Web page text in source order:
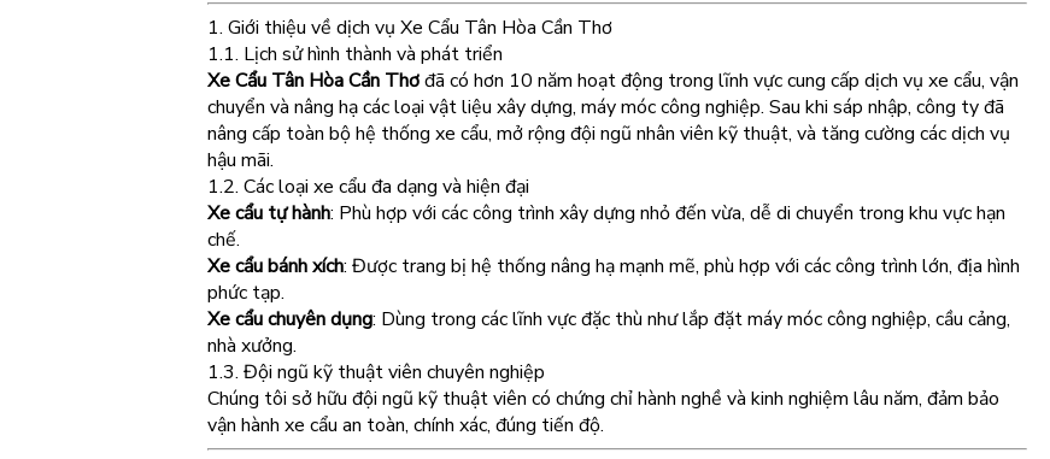
1. Giới thiệu về dịch vụ Xe Cẩu Tân Hòa Cần Thơ
1.1. Lịch sử hình thành và phát triển
Xe Cẩu Tân Hòa Cần Thơđã có hơn 10 năm hoạt động trong lĩnh vực cung cấp dịch vụ xe cẩu, vận
chuyển và nâng hạ các loại vật liệu xây dựng, máy móc công nghiệp. Sau khi sáp nhập, công ty đã
nâng cấp toàn bộ hệ thống xe cẩu, mở rộng đội ngũ nhân viên kỹ thuật, và tăng cường các dịch vụ
hậu mãi.
1.2. Các loại xe cẩu đa dạng và hiện đại
Xe cẩu tự hành: Phù hợp với các công trình xây dựng nhỏ đến vừa, dễ di chuyển trong khu vực hạn
chế.
Xe cẩu bánh xích: Được trang bị hệ thống nâng hạ mạnh mẽ, phù hợp với các công trình lớn, địa hình
phức tạp.
Xe cẩu chuyên dụng: Dùng trong các lĩnh vực đặc thù như lắp đặt máy móc công nghiệp, cầu cảng,
nhà xưởng.
1.3. Đội ngũ kỹ thuật viên chuyên nghiệp
Chúng tôi sở hữu đội ngũ kỹ thuật viên có chứng chỉ hành nghề và kinh nghiệm lâu năm, đảm bảo
vận hành xe cẩu an toàn, chính xác, đúng tiến độ.